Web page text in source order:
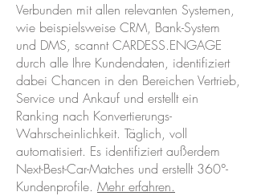
Verbunden mit allen relevanten Systemen,
wie beispielsweise CRM, Bank-System
und DMS, scannt CARDESS.ENGAGE
durch alle Ihre Kundendaten, identifiziert
dabei Chancen in den Bereichen Vertrieb,
Service und Ankauf und erstellt ein
Ranking nach Konvertierungs-
Wahrscheinlichkeit. Täglich, voll
automatisiert. Es identifiziert außerdem
Next-Best-Car-Matches und erstellt 360°-
Kundenprofile. Mehr erfahren.